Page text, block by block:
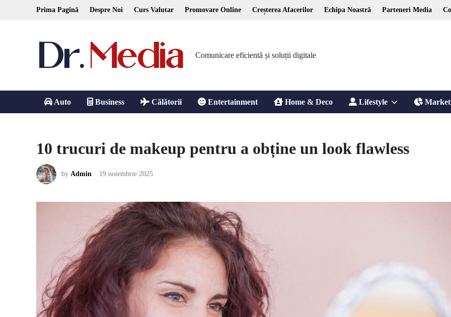
Prima Pagină Despre Noi Curs Valutar Promovare Online Creșterea Afacerilor Echipa Noastră Parteneri Media
Comunicare eficientă și soluții digitale
Auto Business Călătorii Entertainment Home & Deco Lifestyle Show
menu
10 trucuri de makeup pentru a obține un look flawless
by Admin 19 noiembrie 2025